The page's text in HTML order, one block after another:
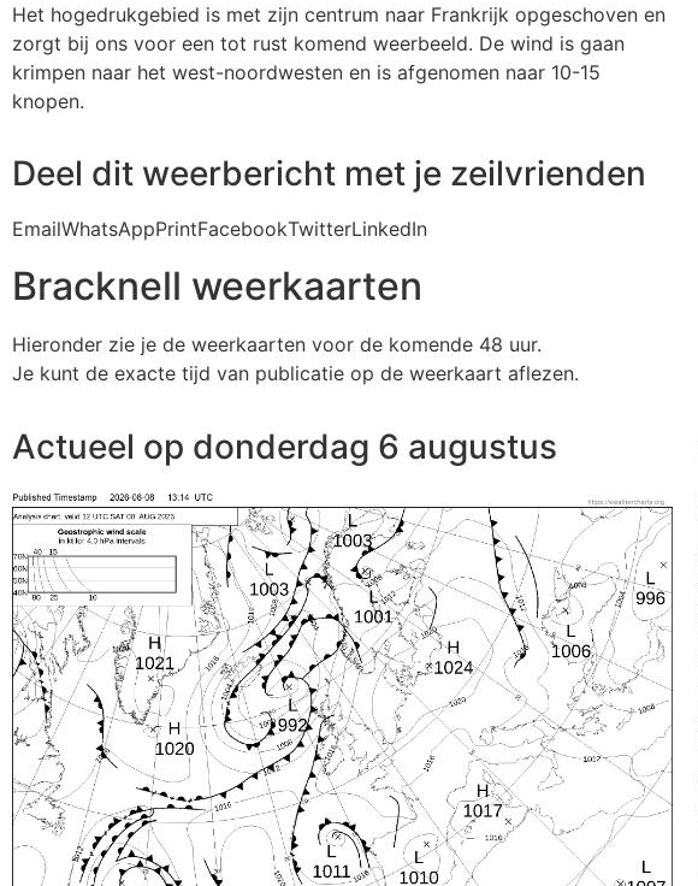
Het hogedrukgebied is met zijn centrum naar Frankrijk opgeschoven en
zorgt bij ons voor een tot rust komend weerbeeld. De wind is gaan
krimpen naar het west-noordwesten en is afgenomen naar 10-15
knopen.
Deel dit weerbericht met je zeilvrienden
EmailWhatsAppPrintFacebookTwitterLinkedIn
Bracknell weerkaarten
Hieronder zie je de weerkaarten voor de komende 48 uur.
Je kunt de exacte tijd van publicatie op de weerkaart aflezen.
Actueel op donderdag 6 augustus